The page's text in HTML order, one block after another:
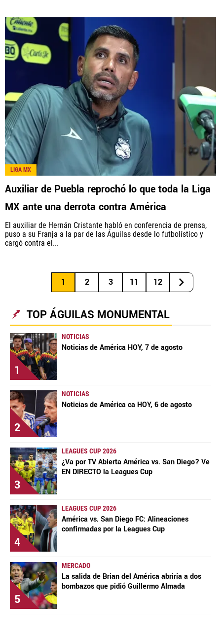
LIGA MX
Auxiliar de Puebla reprochó lo que toda la Liga
MX ante una derrota contra América
El auxiliar de Hernán Cristante habló en conferencia de prensa,
puso a su Franja a la par de las Águilas desde lo futbolístico y
cargó contra el...
1 2 3 11 12
TOP ÁGUILAS MONUMENTAL
1
NOTICIAS
Noticias de América HOY, 7 de agosto
2
NOTICIAS
Noticias de América ca HOY, 6 de agosto
3
LEAGUES CUP 2026
¿Va por TV Abierta América vs. San Diego? Ve
EN DIRECTO la Leagues Cup
4
LEAGUES CUP 2026
América vs. San Diego FC: Alineaciones
confirmadas por la Leagues Cup
5
MERCADO
La salida de Brian del América abriría a dos
bombazos que pidió Guillermo Almada